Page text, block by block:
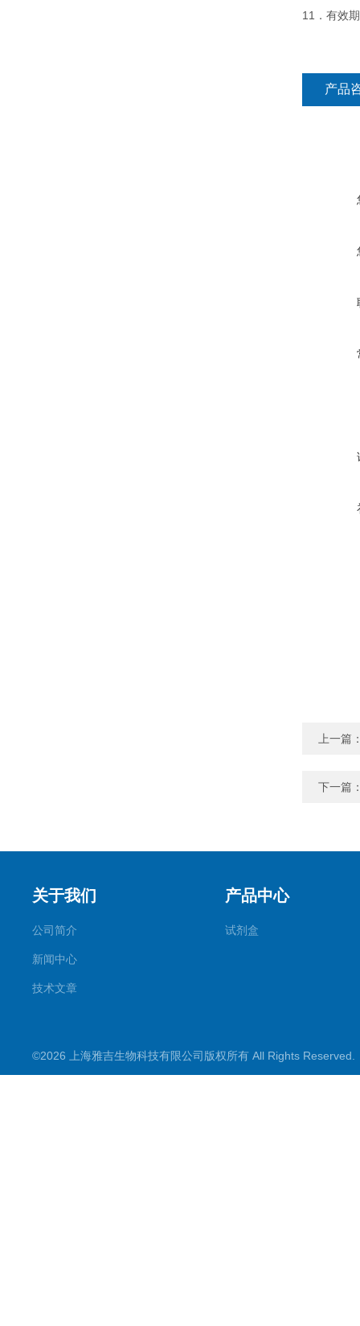
11．有效
产品
上一篇
下一篇
关于我们
公司简介
新闻中心
技术文章
产品中心
试剂盒
©2026 上海雅吉生物科技有限公司版权所有 All Rights